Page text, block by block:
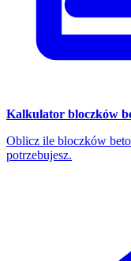
Kalkulator bloczków
Oblicz ile bloczków
potrzebujesz.